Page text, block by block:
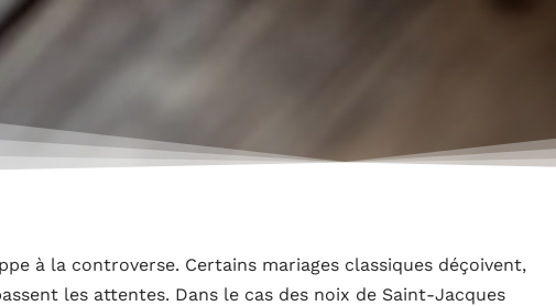
à la controverse. Certains mariages classiques déçoivent,
les attentes. Dans le cas des noix de Saint-Jacques